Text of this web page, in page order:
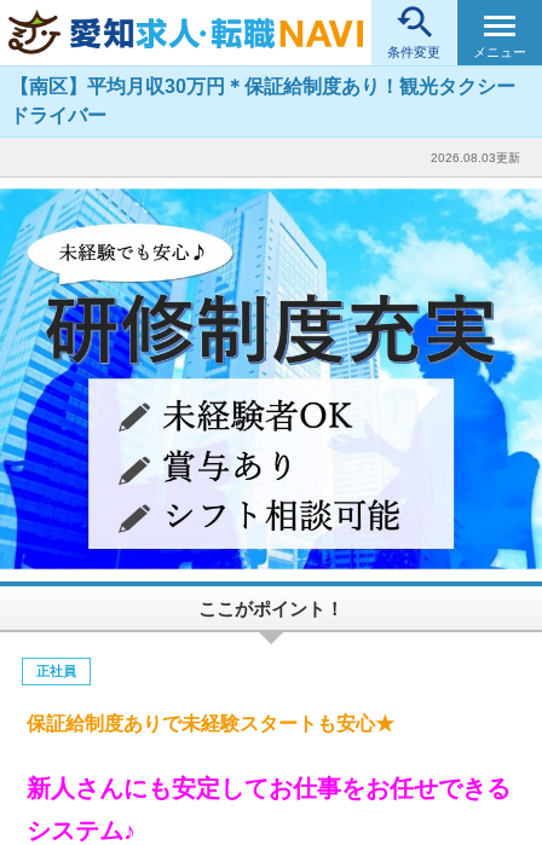

条件変更 メニュー
【南区】平均月収30万円＊保証給制度あり！観光タクシー
ドライバー
2026.08.03更新
ここがポイント！
正社員
保証給制度ありで未経験スタートも安心★
新人さんにも安定してお仕事をお任せできる
システム♪